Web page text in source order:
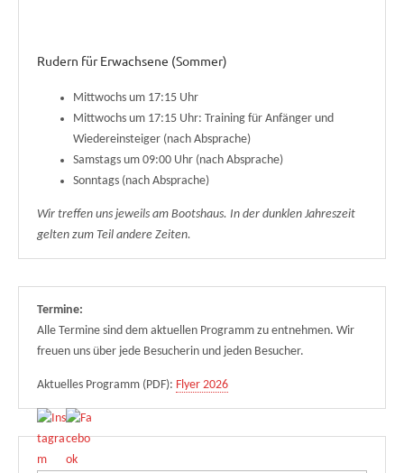
Rudern für Erwachsene (Sommer)
Mittwochs um 17:15 Uhr
Mittwochs um 17:15 Uhr: Training für Anfänger und
Wiedereinsteiger (nach Absprache)
Samstags um 09:00 Uhr (nach Absprache)
Sonntags (nach Absprache)
Wir treffen uns jeweils am Bootshaus. In der dunklen Jahreszeit
gelten zum Teil andere Zeiten.
Termine:
Alle Termine sind dem aktuellen Programm zu entnehmen. Wir
freuen uns über jede Besucherin und jeden Besucher.
Aktuelles Programm (PDF): Flyer 2026